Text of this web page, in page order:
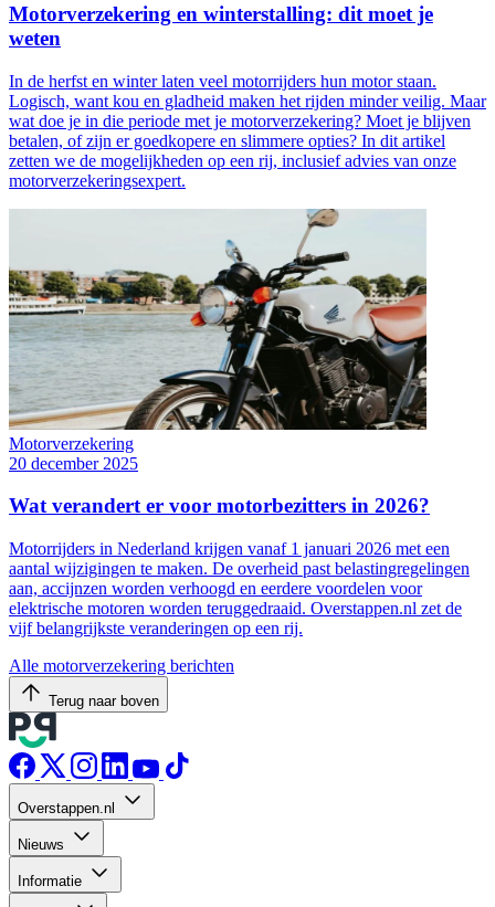
Motorverzekering en winterstalling: dit moet je
weten
In de herfst en winter laten veel motorrijders hun motor staan.
Logisch, want kou en gladheid maken het rijden minder veilig. Maar
wat doe je in die periode met je motorverzekering? Moet je blijven
betalen, of zijn er goedkopere en slimmere opties? In dit artikel
zetten we de mogelijkheden op een rij, inclusief advies van onze
motorverzekeringsexpert.
Motorverzekering
20 december 2025
Wat verandert er voor motorbezitters in 2026?
Motorrijders in Nederland krijgen vanaf 1 januari 2026 met een
aantal wijzigingen te maken. De overheid past belastingregelingen
aan, accijnzen worden verhoogd en eerdere voordelen voor
elektrische motoren worden teruggedraaid. Overstappen.nl zet de
vijf belangrijkste veranderingen op een rij.
Alle motorverzekering berichten
Terug naar boven
Overstappen.nl
Nieuws
Informatie